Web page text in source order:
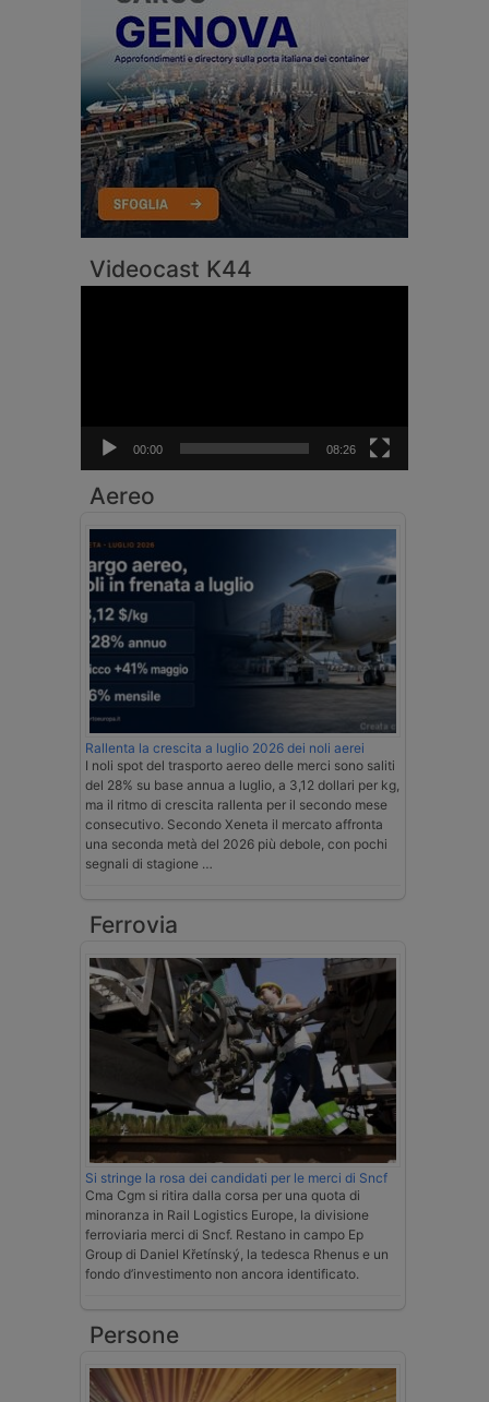
Videocast K44
00:00 08:26
Aereo
Rallenta la crescita a luglio 2026 dei noli aerei
I noli spot del trasporto aereo delle merci sono saliti
del 28% su base annua a luglio, a 3,12 dollari per kg,
ma il ritmo di crescita rallenta per il secondo mese
consecutivo. Secondo Xeneta il mercato affronta
una seconda metà del 2026 più debole, con pochi
segnali di stagione …
Ferrovia
Si stringe la rosa dei candidati per le merci di Sncf
Cma Cgm si ritira dalla corsa per una quota di
minoranza in Rail Logistics Europe, la divisione
ferroviaria merci di Sncf. Restano in campo Ep
Group di Daniel Křetínský, la tedesca Rhenus e un
fondo d’investimento non ancora identificato.
Persone